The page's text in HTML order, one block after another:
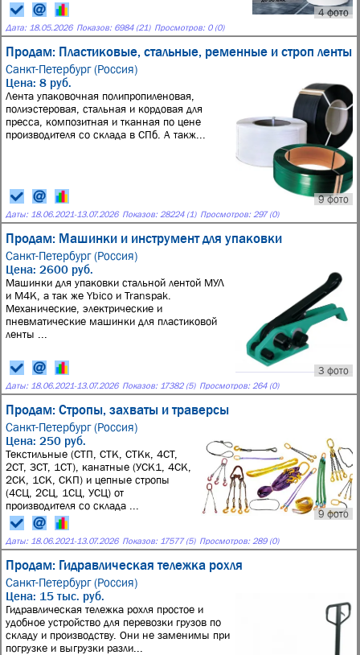
4 фото
Дата: 18.05.2026 Показов: 6984 (21) Просмотров: 0 (0)
Продам: Пластиковые, стальные, ременные и строп ленты
Санкт-Петербург (Россия)
9 фото
Цена: 8 руб.
Лента упаковочная полипропиленовая,
полиэстеровая, стальная и кордовая для
пресса, композитная и тканная по цене
производителя со склада в СПб. А такж...
Даты: 18.06.2021-13.07.2026 Показов: 28224 (1) Просмотров: 297 (0)
Продам: Машинки и инструмент для упаковки
Санкт-Петербург (Россия)
3 фото
Цена: 2600 руб.
Машинки для упаковки стальной лентой МУЛ
и М4К, а так же Ybico и Transpak.
Механические, электрические и
пневматические машинки для пластиковой
ленты ...
Даты: 18.06.2021-13.07.2026 Показов: 17382 (5) Просмотров: 264 (0)
Продам: Стропы, захваты и траверсы
Санкт-Петербург (Россия)
9 фото
Цена: 250 руб.
Текстильные (СТП, СТК, СТКк, 4СТ,
2СТ, 3СТ, 1СТ), канатные (УСК1, 4СК,
2СК, 1СК, СКП) и цепные стропы
(4СЦ, 2СЦ, 1СЦ, УСЦ) от
производителя со склада ...
Даты: 18.06.2021-13.07.2026 Показов: 17577 (5) Просмотров: 289 (0)
Продам: Гидравлическая тележка рохля
Санкт-Петербург (Россия)
Цена: 15 тыс. руб.
Гидравлическая тележка рохля простое и
удобное устройство для перевозки грузов по
складу и производству. Они не заменимы при
погрузке и выгрузки разли...